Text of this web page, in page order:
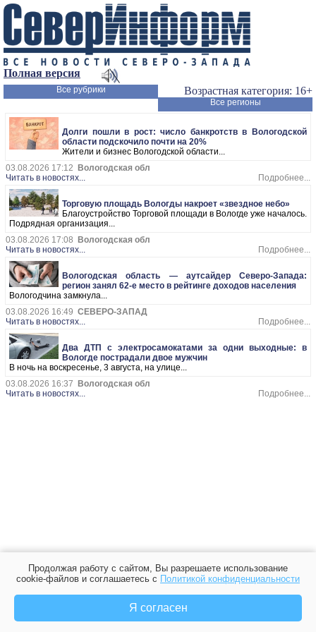
Полная версия
Возрастная категория: 16+
Все рубрики
Все регионы
Долги пошли в рост: число банкротств в Вологодской
области подскочило почти на 20%
Жители и бизнес Вологодской области...
03.08.2026 17:12
Вологодская обл
Читать в новостях...
Подробнее...
Торговую площадь Вологды накроет «звездное небо»
Благоустройство Торговой площади в Вологде уже началось.
Подрядная организация...
03.08.2026 17:08
Вологодская обл
Читать в новостях...
Подробнее...
Вологодская область — аутсайдер Северо-Запада:
регион занял 62-е место в рейтинге доходов населения
Вологодчина замкнула...
03.08.2026 16:49 СЕВЕРО-ЗАПАД
Читать в новостях...
Подробнее...
Два ДТП с электросамокатами за одни выходные: в
Вологде пострадали двое мужчин
В ночь на воскресенье, 3 августа, на улице...
03.08.2026 16:37
Вологодская обл
Читать в новостях...
Подробнее...
Продолжая работу с сайтом, Вы разрешаете использование
cookie-файлов и соглашаетесь с Политикой конфиденциальности
Я согласен